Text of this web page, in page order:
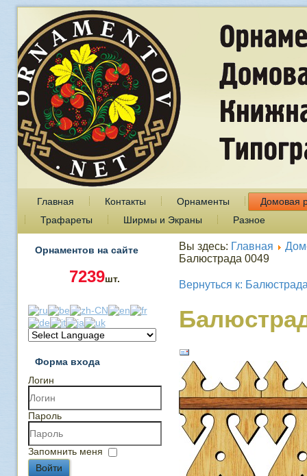
Главная Контакты Орнаменты
Домовая
Трафареты
Ширмы и Экраны Разное
Орнаментов на сайте
7239шт.
Форма входа
Логин
Пароль
Запомнить меня
Войти
Вы здесь: Главная
Балюстрада 0049
Вернуться к: